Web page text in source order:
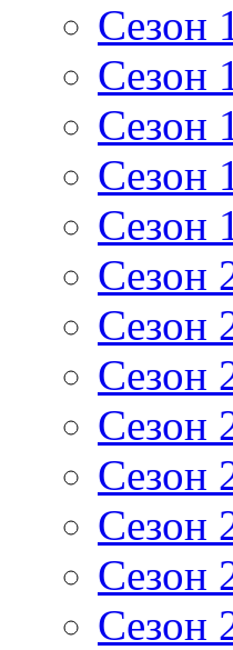
Сезон
Сезон
Сезон
Сезон
Сезон
Сезон
Сезон
Сезон
Сезон
Сезон
Сезон
Сезон
Сезон